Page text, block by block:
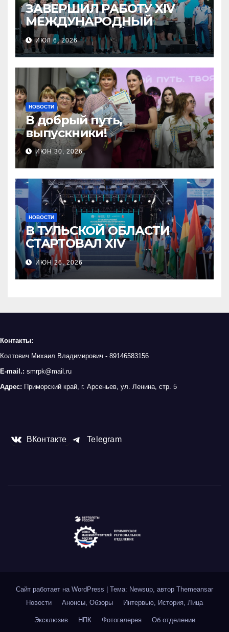
ЗАВЕРШИЛ РАБОТУ XIV
МЕЖДУНАРОДНЫЙ
МОЛОДЁЖНЫЙ
ПРОМЫШЛЕННЫЙ ФОРУМ
«ИНЖЕНЕРЫ БУДУЩЕГО –
2026»
ИЮЛ 6, 2026
НОВОСТИ
В добрый путь,
выпускники!
ИЮН 30, 2026
НОВОСТИ
В ТУЛЬСКОЙ ОБЛАСТИ
СТАРТОВАЛ XIV
МЕЖДУНАРОДНЫЙ
МОЛОДЁЖНЫЙ
ПРОМЫШЛЕННЫЙ ФОРУМ
ИЮН 26, 2026
Контакты:
Колтович Михаил Владимирович - 89146583156
E-mail.: smrpk@mail.ru
Адрес: Приморский край, г. Арсеньев, ул. Ленина, стр. 5
ВКонтакте Telegram
Сайт работает на WordPress Тема: Newsup, автор Themeansar
Новости
Анонсы, Обзоры Интервью, История, Лица
Эксклюзив НПК Фотогалерея Об отделении